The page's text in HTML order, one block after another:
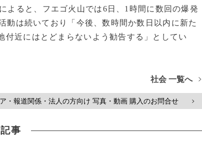
よると、フエゴ火山では6日、1時間に数回の爆発
動は続いており「今後、数時間か数日以内に新た
近にはとどまらないよう勧告する」としてい
社会 一覧へ >
・報道関係・法人の方向け 写真・動画 購入のお問合せ >
事